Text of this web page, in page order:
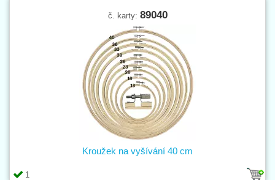
č. karty: 89040
1
Kroužek na vyšívání 40 cm